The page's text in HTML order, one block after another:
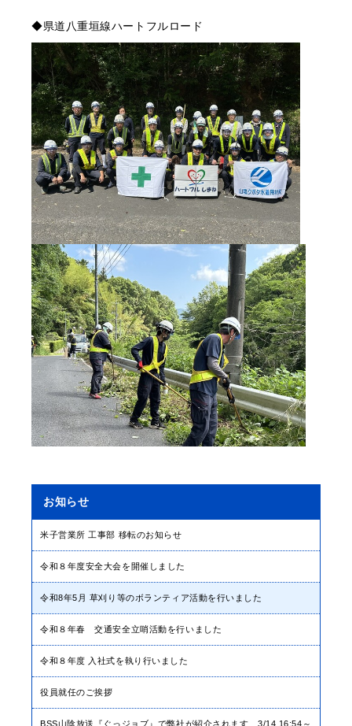
◆県道八重垣線ハートフルロード
お知らせ
米子営業所 工事部 移転のお知らせ
令和８年度安全大会を開催しました
令和8年5月 草刈り等のボランティア活動を行いました
令和８年春 交通安全立哨活動を行いました
令和８年度 入社式を執り行いました
役員就任のご挨拶
BSS山陰放送『ぐっジョブ』で弊社が紹介されます 3/14 16:54～